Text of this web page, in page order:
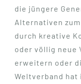
die jüngere
Alternativen
durch kreative
oder völlig neue
erweitern oder
Weltverband hat